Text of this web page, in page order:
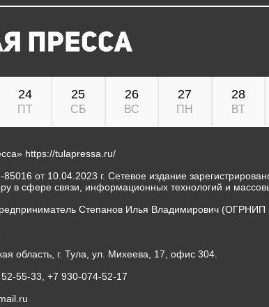
24
ПТ
25
СБ
26
ВС
27
ПН
28
ВТ
https://tulapressa.ru/
от 10.04.2023 г. Сетевое издание
в сфере связи, информационных технологий и
Степанов Илья Владимирович (ОГРНИП
область, г. Тула, ул. Михеева, 17, офис 304.
55-33, +7 930-074-52-17